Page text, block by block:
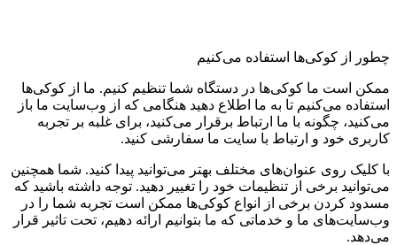
چطور از کوکی‌ها استفاده می‌کنیم
ممکن است ما کوکی‌ها در دستگاه شما تنظیم کنیم. ما از کوکی‌ها
استفاده می‌کنیم تا به ما اطلاع دهید هنگامی که از وب‌سایت ما باز
می‌کنید، چگونه با ما ارتباط برقرار می‌کنید، برای غلبه بر تجربه
کاربری خود و ارتباط با سایت ما سفارشی کنید.
با کلیک روی عنوان‌های مختلف بهتر می‌توانید پیدا کنید. شما همچنین
می‌توانید برخی از تنظیمات خود را تغییر دهید. توجه داشته باشید که
مسدود کردن برخی از انواع کوکی‌ها ممکن است تجربه شما را در
وب‌سایت‌های ما و خدماتی که ما بتوانیم ارائه دهیم، تحت تاثیر قرار
می‌دهد.